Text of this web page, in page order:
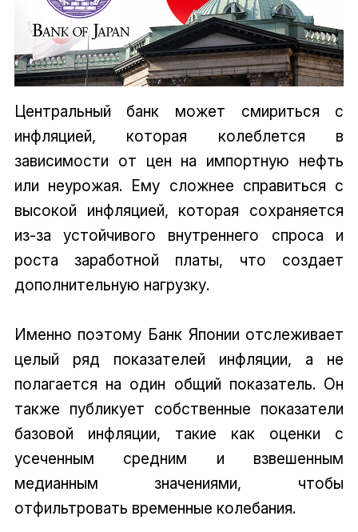
Центральный банк может смириться с
инфляцией, которая колеблется в
зависимости от цен на импортную нефть
или неурожая. Ему сложнее справиться с
высокой инфляцией, которая сохраняется
из-за устойчивого внутреннего спроса и
роста заработной платы, что создает
дополнительную нагрузку.
Именно поэтому Банк Японии отслеживает
целый ряд показателей инфляции, а не
полагается на один общий показатель. Он
также публикует собственные показатели
базовой инфляции, такие как оценки с
усеченным средним и взвешенным
медианным значениями, чтобы
отфильтровать временные колебания.